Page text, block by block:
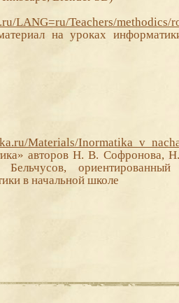
LANG=ru/Teachers/methodics/
на уроках
Materials/
авторов Н. В. Софронова,
ориентированный
в начальной школе